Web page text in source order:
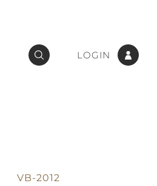
LOGIN
VB-2012